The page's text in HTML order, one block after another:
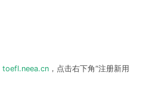
toefl.neea.cn，点击右下角“注册新用